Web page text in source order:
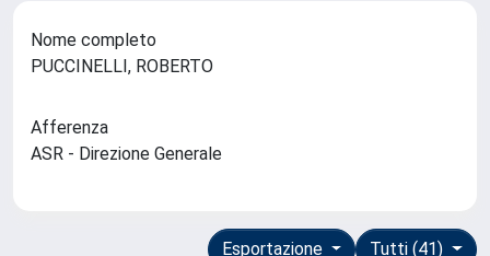
Nome completo
PUCCINELLI, ROBERTO
Afferenza
ASR - Direzione Generale
Tutti (41)
Esportazione